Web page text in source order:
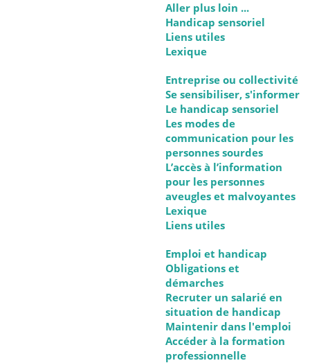
Aller plus loin ...
Handicap sensoriel
Liens utiles
Lexique
Entreprise ou collectivité
Se sensibiliser, s'informer
Le handicap sensoriel
Les modes de
communication pour les
personnes sourdes
L’accès à l’information
pour les personnes
aveugles et malvoyantes
Lexique
Liens utiles
Emploi et handicap
Obligations et
démarches
Recruter un salarié en
situation de handicap
Maintenir dans l'emploi
Accéder à la formation
professionnelle